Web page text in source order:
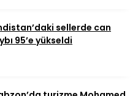
sellerde can
95’e yükseldi